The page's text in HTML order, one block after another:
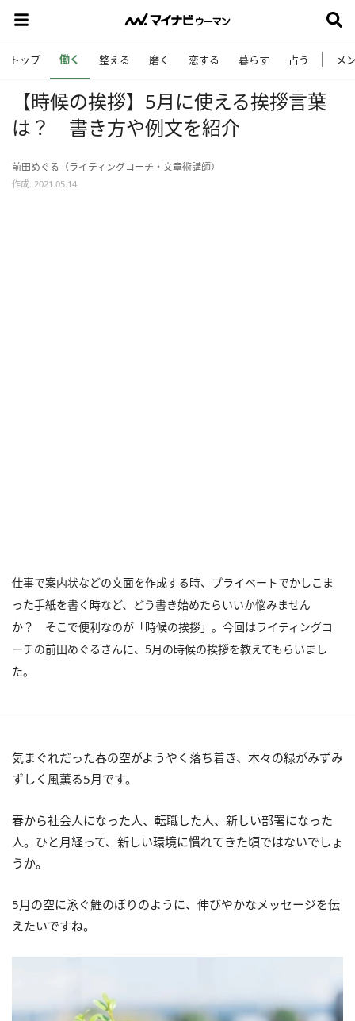
トップ 働く 整える 磨く 恋する 暮らす 占う メ
【時候の挨拶】5月に使える挨拶言葉
は？ 書き方や例文を紹介
前田めぐる（ライティングコーチ・文章術講師）
作成: 2021.05.14
仕事で案内状などの文面を作成する時、プライベートでかしこま
った手紙を書く時など、どう書き始めたらいいか悩みません
か？ そこで便利なのが「時候の挨拶」。今回はライティングコ
ーチの前田めぐるさんに、5月の時候の挨拶を教えてもらいまし
た。
気まぐれだった春の空がようやく落ち着き、木々の緑がみずみ
ずしく風薫る5月です。
春から社会人になった人、転職した人、新しい部署になった
人。ひと月経って、新しい環境に慣れてきた頃ではないでしょ
うか。
5月の空に泳ぐ鯉のぼりのように、伸びやかなメッセージを伝
えたいですね。